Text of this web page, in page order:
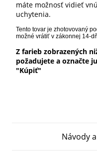
máte možnosť vidieť
uchytenia.
Tento tovar je zhotovovaný
možné vrátiť v zákonnej 14-
Z farieb zobrazených
požadujete a označte
"Kúpiť"
Návody